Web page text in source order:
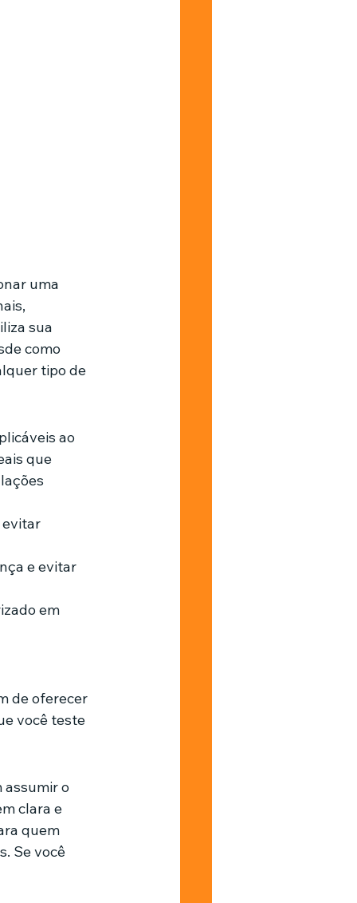
uma
sua
como
tipo de
ao
que
evitar
e evitar
em
de oferecer
você teste
assumir o
clara e
quem
Se você